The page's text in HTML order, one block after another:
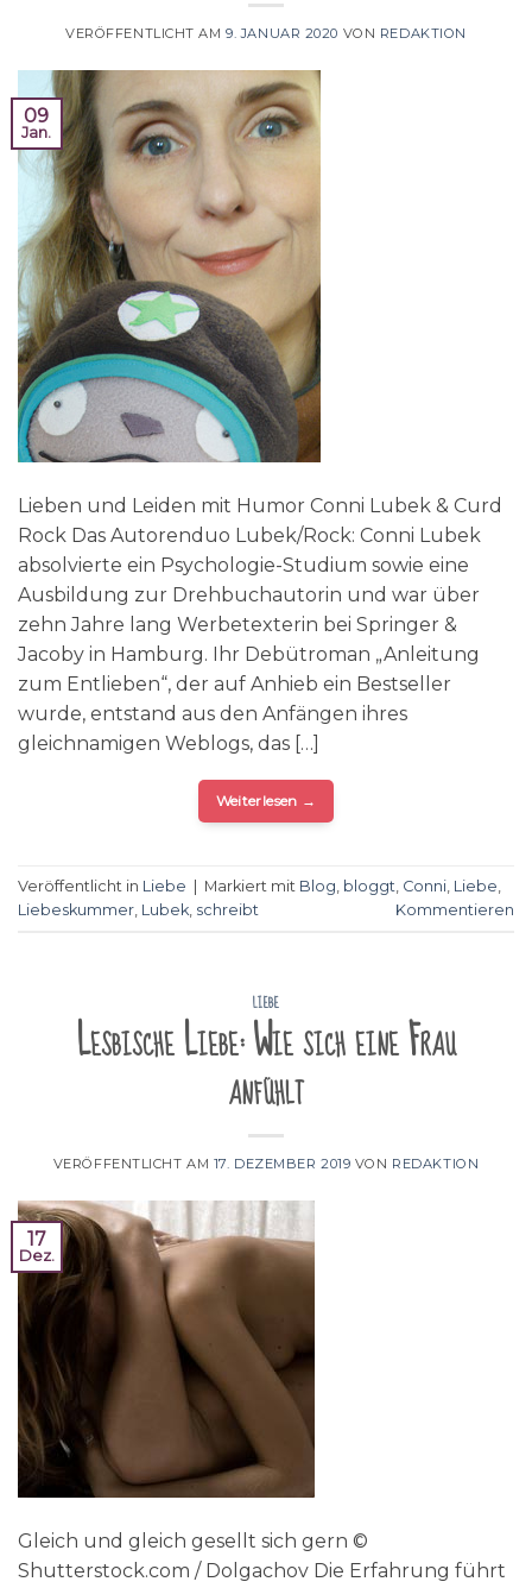
VERÖFFENTLICHT AM9. JANUAR 2020 VON REDAKTION
09
Jan.
Lieben und Leiden mit Humor Conni Lubek & Curd
Rock Das Autorenduo Lubek/Rock: Conni Lubek
absolvierte ein Psychologie-Studium sowie eine
Ausbildung zur Drehbuchautorin und war über
zehn Jahre lang Werbetexterin bei Springer &
Jacoby in Hamburg. Ihr Debütroman „Anleitung
zum Entlieben“, der auf Anhieb ein Bestseller
wurde, entstand aus den Anfängen ihres
gleichnamigen Weblogs, das […]
Weiterlesen →
Veröffentlicht in Liebe | Markiert mit Blog bloggt Conni Liebe
Liebeskummer Lubek schreibt Kommentieren
LIEBE
Lesbische Liebe: Wie sich eine Frau
anfühlt
VERÖFFENTLICHT AM 17. DEZEMBER 2019 VON REDAKTION
17
Dez.
Gleich und gleich gesellt sich gern ©
Shutterstock.com / Dolgachov Die Erfahrung führt